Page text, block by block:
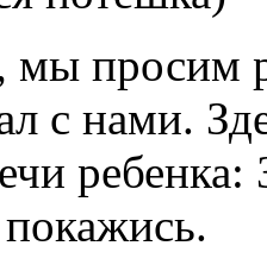
мы просим
с нами.